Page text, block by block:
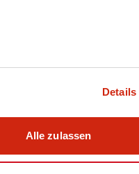
Details
Alle zulassen
oder als
zertifiziert, TUV